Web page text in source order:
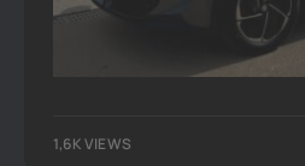
1,6K VIEWS